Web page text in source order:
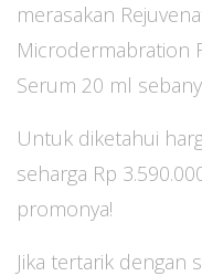
merasakan
Microdermabration
Serum 20 ml
Untuk diketahui
seharga Rp
promonya!
Jika tertarik dengan